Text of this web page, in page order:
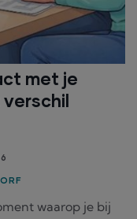
met je
waarop je bij